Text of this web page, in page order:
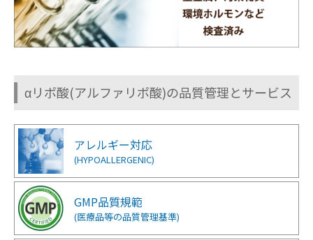
αリポ酸(アルファリポ酸)の品質管理とサービス
アレルギー対応
(HYPOALLERGENIC)
GMP品質規範
(医療品等の品質管理基準)